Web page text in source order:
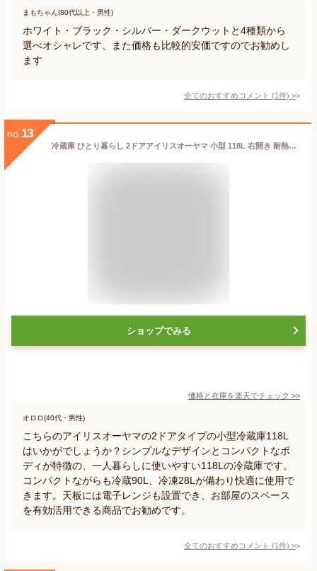
まもちゃん(80代以上・男性)
ホワイト・ブラック・シルバー・ダークウットと4種類から
選べオシャレです、また価格も比較的安価ですのでお勧めし
ます
全てのおすすめコメント (1件) >
no. 13
冷蔵庫 ひとり暮らし 2ドアアイリスオーヤマ 小型 118L 右開き 耐熱天板 一人暮らし ミニ冷蔵庫 小型冷蔵庫 温度調節 ノンフロン コンパクト 静音 新品 省エネ 節電 新生活 冷凍冷蔵庫 設置対応可能 IRSD-12B-W
ショップでみる
価格と在庫を楽天でチェック >>
オロロ(40代・男性)
こちらのアイリスオーヤマの2ドアタイプの小型冷蔵庫118L
はいかがでしょうか？シンプルなデザインとコンパクトなボ
ディが特徴の、一人暮らしに使いやすい118Lの冷蔵庫です。
コンパクトながらも冷蔵90L、冷凍28Lが備わり快適に使用で
きます。天板には電子レンジも設置でき、お部屋のスペース
を有効活用できる商品でお勧めです。
全てのおすすめコメント (1件) >